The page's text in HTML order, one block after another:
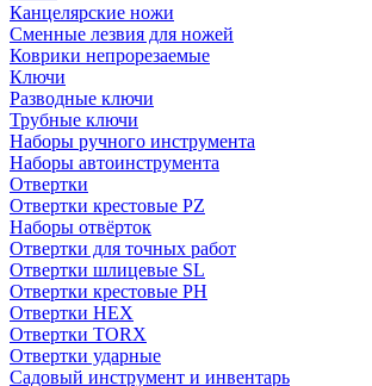
Канцелярские ножи
Сменные лезвия для ножей
Коврики непрорезаемые
Ключи
Разводные ключи
Трубные ключи
Наборы ручного инструмента
Наборы автоинструмента
Отвертки
Отвертки крестовые PZ
Наборы отвёрток
Отвертки для точных работ
Отвертки шлицевые SL
Отвертки крестовые PH
Отвертки HEX
Отвертки TORX
Отвертки ударные
Садовый инструмент и инвентарь